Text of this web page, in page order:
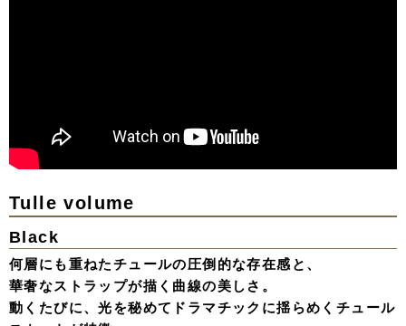
Tulle volume
Black
何層にも重ねたチュールの圧倒的な存在感と、
華奢なストラップが描く曲線の美しさ。
動くたびに、光を秘めてドラマチックに揺らめくチュール